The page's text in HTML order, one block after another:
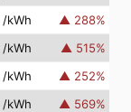
/kWh ▲ 288%
/kWh ▲ 515%
/kWh ▲ 252%
/kWh ▲ 569%